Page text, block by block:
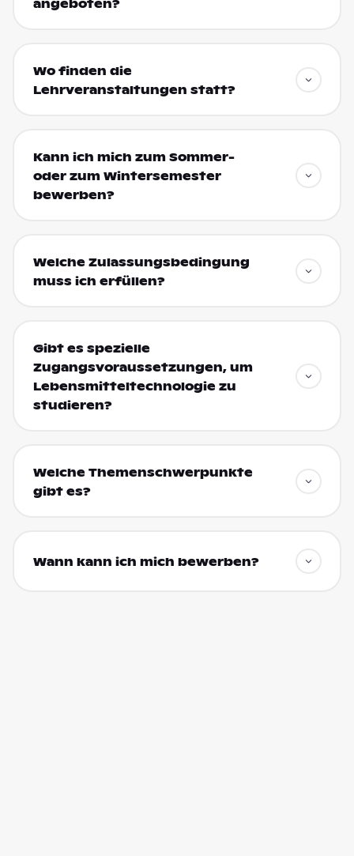
angeboten?
Wo finden die
Lehrveranstaltungen statt?
Kann ich mich zum Sommer-
oder zum Wintersemester
bewerben?
Welche Zulassungsbedingung
muss ich erfüllen?
Gibt es spezielle
Zugangsvoraussetzungen, um
Lebensmitteltechnologie zu
studieren?
Welche Themenschwerpunkte
gibt es?
Wann kann ich mich bewerben?